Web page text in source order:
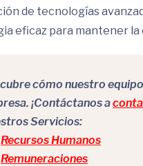
de tecnologías
eficaz para mantener la
cómo nuestro
¡Contáctanos a
Servicios:
Recursos Humanos
Remuneraciones